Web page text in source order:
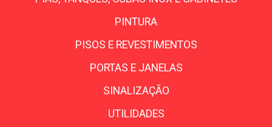
PINTURA
PISOS E REVESTIMENTOS
PORTAS E JANELAS
SINALIZAÇÃO
UTILIDADES